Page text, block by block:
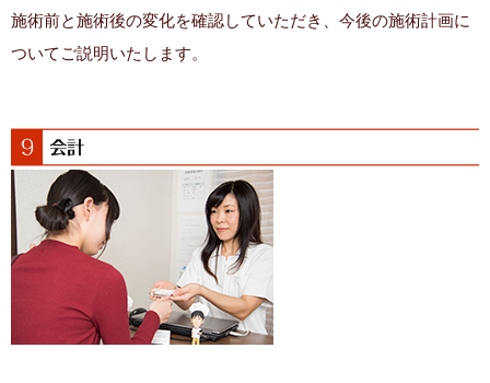
施術前と施術後の変化を確認していただき、今後の施術計画に
ついてご説明いたします。